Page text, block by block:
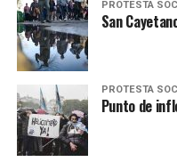
PROTESTA
San
PROTESTA
Punto de